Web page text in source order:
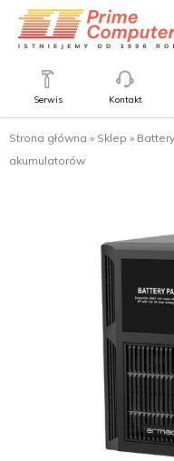
Serwis Kontakt
Strona główna » Sklep »
akumulatorów